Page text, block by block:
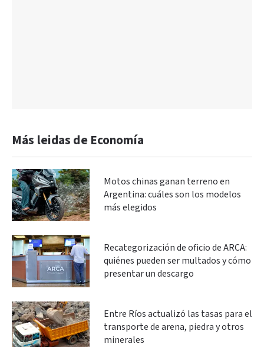
Más leidas de Economía
Motos chinas ganan terreno en
Argentina: cuáles son los modelos
más elegidos
Recategorización de oficio de ARCA:
quiénes pueden ser multados y cómo
presentar un descargo
Entre Ríos actualizó las tasas para el
transporte de arena, piedra y otros
minerales